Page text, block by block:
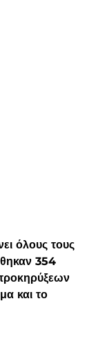
όλους τους
354
και το